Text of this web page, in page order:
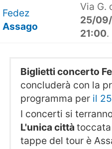
Fedez
Assago
Via G.
25/
21:00.
Biglietti concerto
concluderà con la
programma per il
I concerti si
L'unica città
tappe del tour è